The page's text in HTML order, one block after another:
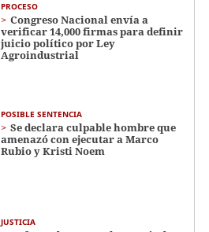
PROCESO
Congreso Nacional envía a
verificar 14,000 firmas para definir
juicio político por Ley
Agroindustrial
POSIBLE SENTENCIA
Se declara culpable hombre que
amenazó con ejecutar a Marco
Rubio y Kristi Noem
JUSTICIA